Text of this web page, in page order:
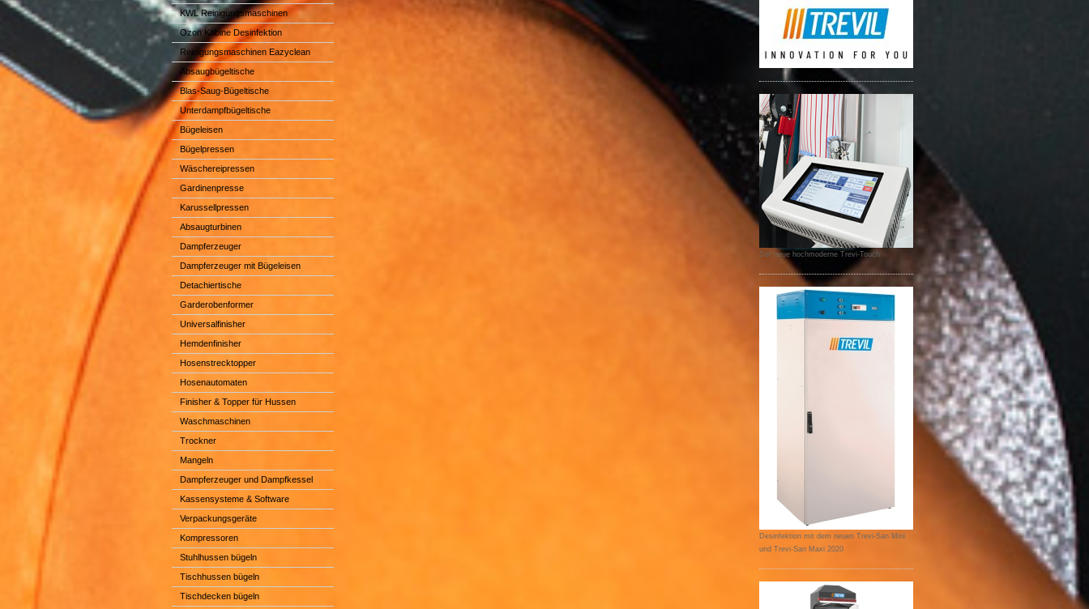
KWL Reinigungsmaschinen
Ozon Kabine Desinfektion
Reinigungsmaschinen Eazyclean
Absaugbügeltische
Blas-Saug-Bügeltische
Unterdampfbügeltische
Bügeleisen
Bügelpressen
Wäschereipressen
Gardinenpresse
Karussellpressen
Absaugturbinen
Dampferzeuger
Dampferzeuger mit Bügeleisen
Detachiertische
Garderobenformer
Universalfinisher
Hemdenfinisher
Hosenstrecktopper
Hosenautomaten
Finisher & Topper für Hussen
Waschmaschinen
Trockner
Mangeln
Dampferzeuger und Dampfkessel
Kassensysteme & Software
Verpackungsgeräte
Kompressoren
Stuhlhussen bügeln
Tischhussen bügeln
Tischdecken bügeln
Der neue hochmoderne Trevi-Touch
Desinfektion mit dem neuen Trevi-San Mini
und Trevi-San Maxi 2020